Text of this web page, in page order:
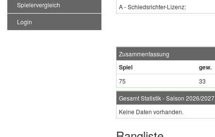
Spielervergleich
Login
A - Schiedsrichter-Lizenz:
Zusammenfassung
Spiel gew.
75 33
Gesamt Statistik - Saison 2026/2027
Keine Daten vorhanden.